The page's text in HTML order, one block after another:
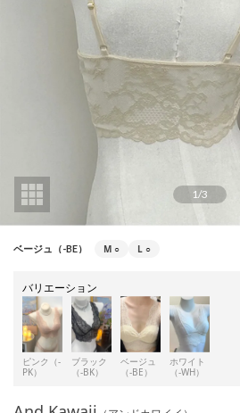
1/3
ベージュ（-BE） M ○ L ○
バリエーション
ピンク（-
PK）
ブラック
（-BK）
ベージュ
（-BE）
ホワイト
（-WH）